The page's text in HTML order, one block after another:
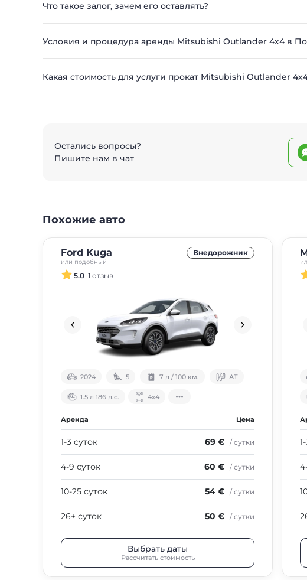
Что такое залог, зачем его оставлять?
Условия и процедура аренды Mitsubishi Outlander 4х4 в
Какая стоимость для услуги прокат Mitsubishi Outlander
Остались вопросы?
Пишите нам в чат
Похожие авто
Ford Kuga
или подобный
Внедорожник
5.0 1 отзыв
2024 5 7 л / 100 км. АТ
1.5 л 186 л.с. 4х4
Аренда Цена
1-3 суток 69 € / сутки
4-9 суток 60 € / сутки
10-25 суток 54 € / сутки
26+ суток 50 € / сутки
Выбрать даты
Рассчитать стоимость